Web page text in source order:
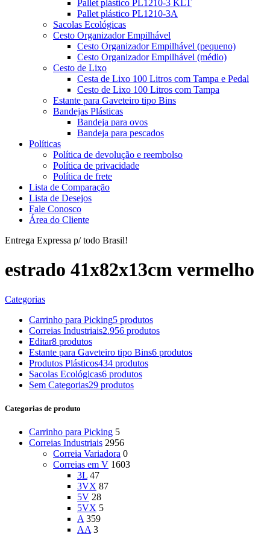
Pallet plástico PL1210-3 KLT
Pallet plástico PL1210-3A
Sacolas Ecológicas
Cesto Organizador Empilhável
Cesto Organizador Empilhável (pequeno)
Cesto Organizador Empilhável (médio)
Cesto de Lixo
Cesta de Lixo 100 Litros com Tampa e Pedal
Cesto de Lixo 100 Litros com Tampa
Estante para Gaveteiro tipo Bins
Bandejas Plásticas
Bandeja para ovos
Bandeja para pescados
Políticas
Política de devolução e reembolso
Política de privacidade
Política de frete
Lista de Comparação
Lista de Desejos
Fale Conosco
Área do Cliente
Entrega Expressa p/ todo Brasil!
estrado 41x82x13cm vermelho
Categorias
Carrinho para Picking5 produtos
Correias Industriais2.956 produtos
Editar8 produtos
Estante para Gaveteiro tipo Bins6 produtos
Produtos Plásticos434 produtos
Sacolas Ecológicas6 produtos
Sem Categorias29 produtos
Categorias de produto
Carrinho para Picking 5
Correias Industriais 2956
Correia Variadora 0
Correias em V 1603
3L 47
3VX 87
5V 28
5VX 5
A 359
AA 3